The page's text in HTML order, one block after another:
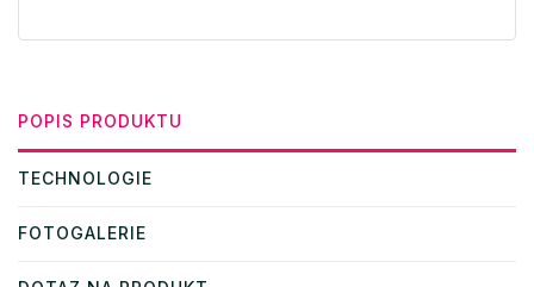
POPIS PRODUKTU
TECHNOLOGIE
FOTOGALERIE